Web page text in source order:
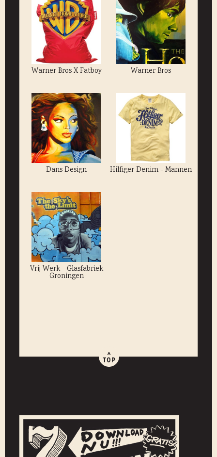
Warner Bros X Fatboy Warner Bros
Dans Design Hilfiger Denim - Mannen
Vrij Werk - Glasfabriek
Groningen